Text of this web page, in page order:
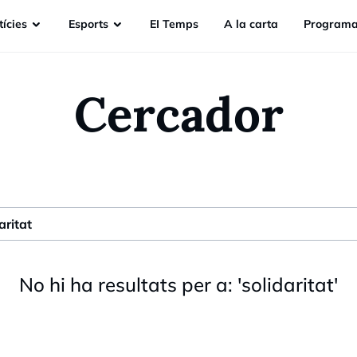
Esports EI Temps A la carta
Cercador
No hi ha resultats per a: 'solidaritat'